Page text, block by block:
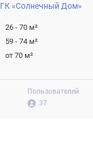
Пользователей
37
ГК «Солнечный Дом»
26 - 70 м²
59 - 74 м²
от 70 м²